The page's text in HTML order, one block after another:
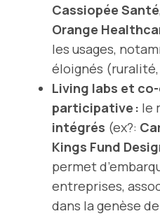
Cassiopée Santé
Orange
les usages,
éloignés
Living labs et
participative : le
intégrés (ex?:
Kings Fund
permet
entreprises,
dans la genèse